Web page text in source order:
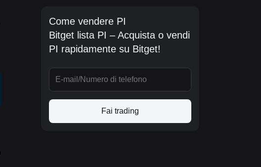
Come vendere PI
Bitget lista PI – Acquista o vendi
PI rapidamente su Bitget!
Fai trading